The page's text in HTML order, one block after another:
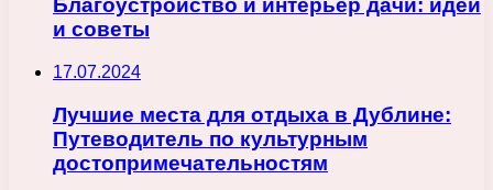
Благоустройство и интерьер дачи: идеи
и советы
17.07.2024
Лучшие места для отдыха в Дублине:
Путеводитель по культурным
достопримечательностям